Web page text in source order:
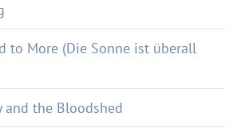
to More (Die Sonne ist überall
and the Bloodshed